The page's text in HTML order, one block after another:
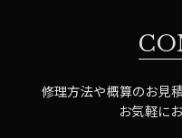
修理方法や概算のお見
お気軽に